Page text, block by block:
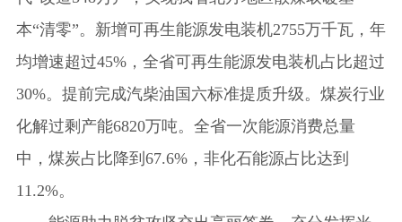
本“清零”。新增可再生能源发电装机2755万千瓦，年
均增速超过45%，全省可再生能源发电装机占比超过
30%。提前完成汽柴油国六标准提质升级。煤炭行业
化解过剩产能6820万吨。全省一次能源消费总量
中，煤炭占比降到67.6%，非化石能源占比达到
11.2%。